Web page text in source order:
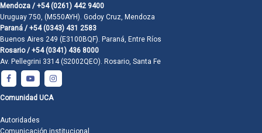
Mendoza / +54 (0261) 442 9400
Uruguay 750, (M550AYH). Godoy Cruz, Mendoza
Paraná / +54 (0343) 431 2583
Buenos Aires 249 (E3100BQF). Paraná, Entre Ríos
Rosario / +54 (0341) 436 8000
Av. Pellegrini 3314 (S2002QEO). Rosario, Santa Fe
Comunidad UCA
Autoridades
Comunicación institucional